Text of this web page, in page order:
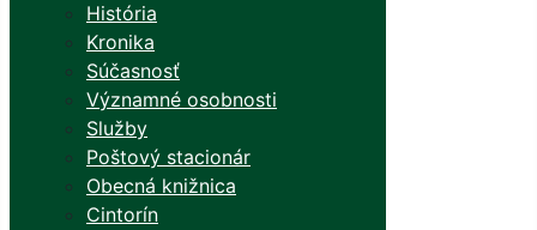
História
Kronika
Súčasnosť
Významné osobnosti
Služby
Poštový stacionár
Obecná knižnica
Cintorín